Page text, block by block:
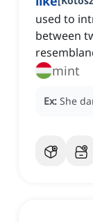
used to
between
mint
Ex: She